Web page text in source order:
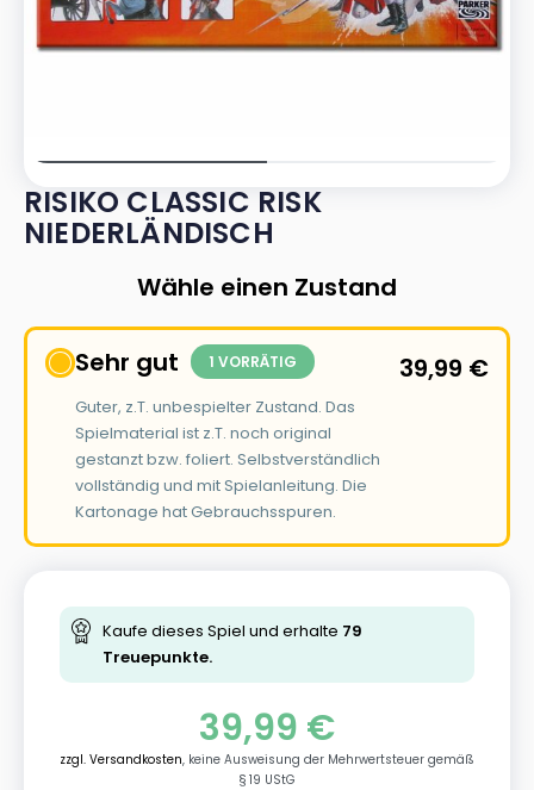
RISIKO CLASSIC RISK
NIEDERLÄNDISCH
Wähle einen Zustand
Sehr gut 1 VORRÄTIG
Guter, z.T. unbespielter Zustand. Das
Spielmaterial ist z.T. noch original
gestanzt bzw. foliert. Selbstverständlich
vollständig und mit Spielanleitung. Die
Kartonage hat Gebrauchsspuren.
39,99 €
Kaufe dieses Spiel und erhalte 79
Treuepunkte.
39,99 €
zzgl. Versandkosten, keine Ausweisung der Mehrwertsteuer gemäß
§ 19 UStG